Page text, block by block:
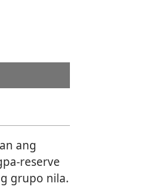
ang
reserve
grupo nila.